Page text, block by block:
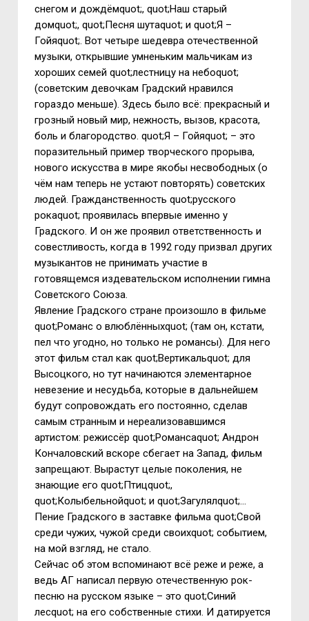
снегом и дождёмquot;, quot;Наш старый
домquot;, quot;Песня шутаquot; и quot;Я –
Гойяquot;. Вот четыре шедевра отечественной
музыки, открывшие умненьким мальчикам из
хороших семей quot;лестницу на небоquot;
(советским девочкам Градский нравился
гораздо меньше). Здесь было всё: прекрасный и
грозный новый мир, нежность, вызов, красота,
боль и благородство. quot;Я – Гойяquot; – это
поразительный пример творческого прорыва,
нового искусства в мире якобы несвободных (о
чём нам теперь не устают повторять) советских
людей. Гражданственность quot;русского
рокаquot; проявилась впервые именно у
Градского. И он же проявил ответственность и
совестливость, когда в 1992 году призвал других
музыкантов не принимать участие в
готовящемся издевательском исполнении гимна
Советского Союза.
Явление Градского стране произошло в фильме
quot;Романс о влюблённыхquot; (там он, кстати,
пел что угодно, но только не романсы). Для него
этот фильм стал как quot;Вертикальquot; для
Высоцкого, но тут начинаются элементарное
невезение и несудьба, которые в дальнейшем
будут сопровождать его постоянно, сделав
самым странным и нереализовавшимся
артистом: режиссёр quot;Романсаquot; Андрон
Кончаловский вскоре сбегает на Запад, фильм
запрещают. Вырастут целые поколения, не
знающие его quot;Птицquot;,
quot;Колыбельнойquot; и quot;Загулялquot;…
Пение Градского в заставке фильма quot;Свой
среди чужих, чужой среди своихquot; событием,
на мой взгляд, не стало.
Сейчас об этом вспоминают всё реже и реже, а
ведь АГ написал первую отечественную рок-
песню на русском языке – это quot;Синий
лесquot; на его собственные стихи. И датируется